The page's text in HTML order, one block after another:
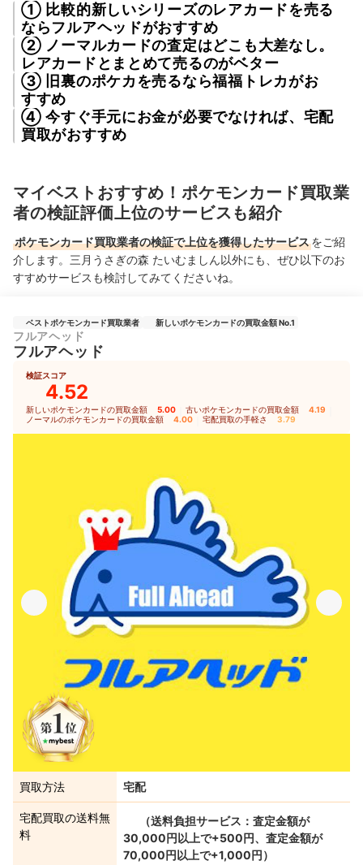
① 比較的新しいシリーズのレアカードを売る
ならフルアヘッドがおすすめ
② ノーマルカードの査定はどこも大差なし。
レアカードとまとめて売るのがベター
③ 旧裏のポケカを売るなら福福トレカがお
すすめ
④ 今すぐ手元にお金が必要でなければ、宅配
買取がおすすめ
マイベストおすすめ！ポケモンカード買取業
者の検証評価上位のサービスも紹介
ポケモンカード買取業者の検証で上位を獲得したサービスをご紹
介します。三月うさぎの森 たいむましん以外にも、ぜひ以下のお
すすめサービスも検討してみてくださいね。
ベストポケモンカード買取業者 新しいポケモンカードの買取金額 No.1
フルアヘッド
フルアヘッド
検証スコア
4.52
新しいポケモンカードの買取金額 5.00 古いポケモンカードの買取金額 4.19
ノーマルのポケモンカードの買取金額 4.00 宅配買取の手軽さ 3.79
買取方法 宅配
宅配買取の送料無
料
（送料負担サービス：査定金額が
30,000円以上で+500円、査定金額が
70,000円以上で+1,000円）